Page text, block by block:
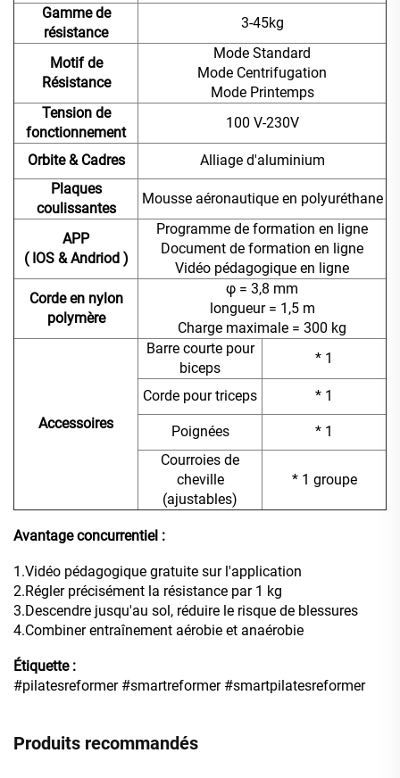
Gamme de
résistance
3-45kg
Motif de
Résistance
Mode Standard
Mode Centrifugation
Mode Printemps
Tension de
fonctionnement
100 V-230V
Orbite & Cadres
Alliage d'aluminium
Plaques
coulissantes
Mousse aéronautique en polyuréthane
APP
( IOS & Andriod )
Programme de formation en ligne
Document de formation en ligne
Vidéo pédagogique en ligne
Corde en nylon
polymère
φ = 3,8 mm
longueur = 1,5 m
Charge maximale = 300 kg
Accessoires
Barre courte pour
biceps
* 1
Corde pour triceps * 1
Poignées
* 1
Courroies de
cheville
(ajustables)
* 1 groupe
Avantage concurrentiel :
1.Vidéo pédagogique gratuite sur l'application
2.Régler précisément la résistance par 1 kg
3.Descendre jusqu'au sol, réduire le risque de blessures
4.Combiner entraînement aérobie et anaérobie
Étiquette :
#pilatesreformer #smartreformer #smartpilatesreformer
Produits recommandés